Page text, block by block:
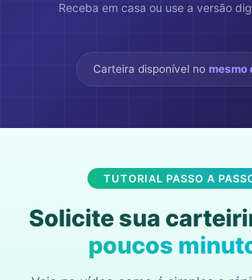
Receba em casa ou use a versão
Carteira disponível no mesmo
TUTORIAL PASSO A
Solicite sua
poucos